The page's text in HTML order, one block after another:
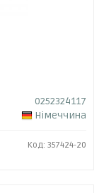
0252324117
Німеччина
Код: 357424-20